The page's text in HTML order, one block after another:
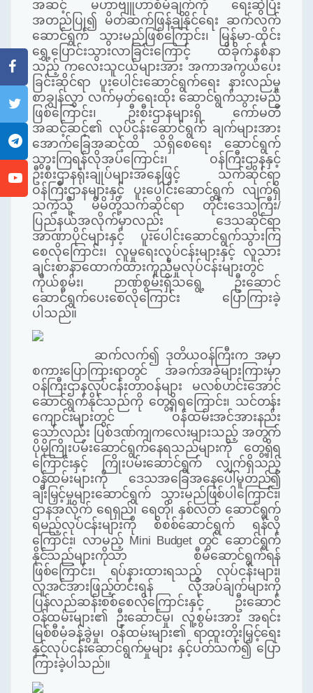
အဆင့် မဟာဗျူဟာစီမံချက်ကို ရေးဆွဲပြီး
အတည်ပြု၍ မိတ်ဆက်ဖြန့်ချိနိုင်ရေး ဆက်လက်
ဆောင်ရွက် သွားမည်ဖြစ်ကြောင်း၊ မြန်မာ-ထိုင်း
ရွှေ့ပြောင်းသွားလာခြင်းကြောင့် ထိခိုက်နစ်နာ
သည့် ကလေးသူငယ်များအား အကာအကွယ်ပေး
ခြင်းဆိုင်ရာ ပူးပေါင်းဆောင်ရွက်ရေး နားလည်မှု
စာချွန်လွှာ လက်မှတ်ရေးထိုး ဆောင်ရွက်သွားမည်
ဖြစ်ကြောင်း၊ ဦးစီးဌာနများရှိ ကော်မတီ
အဆင့်ဆင့်၏ လုပ်ငန်းဆောင်ရွက် ချက်များအား
အောက်ခြေအဆင့်ထိ သိရှိစေရေး ဆောင်ရွက်
သွားကြရန်လိုအပ်ကြောင်း၊ ဝန်ကြီးဌာနနှင့်
ဦးစီးဌာနရုံးချုပ်များအနေဖြင့် သက်ဆိုင်ရာ
ဝန်ကြီးဌာနများနှင့် ပူးပေါင်းဆောင်ရွက် လျက်ရှိ
သကဲ့သို့ မိမိတို့သက်ဆိုင်ရာ တိုင်းဒေသကြီး/
ပြည်နယ်အလိုက်မှာလည်း ဒေသဆိုင်ရာ
အာဏာပိုင်များနှင့် ပူးပေါင်းဆောင်ရွက်သွားကြ
စေလိုကြောင်း၊ လူမှုရေးလုပ်ငန်းများနှင့် လူသား
ချင်းစာနာထောက်ထားကူညီမှုလုပ်ငန်းများတွင်
ကိုယ်စွမ်း၊ ဉာဏ်စွမ်းရှိသရွေ့ ဦးဆောင်
ဆောင်ရွက်ပေးစေလိုကြောင်း ပြောကြားခဲ့
ပါသည်။
ဆက်လက်၍ ဒုတိယဝန်ကြီးက အမှာ
စကားပြောကြားရာတွင် အခက်အခဲများကြားမှာ
ဝန်ကြီးဌာနလုပ်ငန်းတာဝန်များ မလစ်ဟင်းအောင်
ဆောင်ရွက်နိုင်သည်ကို တွေ့ရှိရကြောင်း၊ သင်တန်း
ကျောင်းများတွင် ဝန်ထမ်းအင်အားနည်း
သော်လည်း ပြစ်ဒဏ်ကျကလေးများသည့် အတွက်
ပိုမိုကြိုးပမ်းဆောင်ရွက်နေရသည်များကို တွေ့ရှိရ
ကြောင်းနှင့် ကြိုးပမ်းဆောင်ရွက် လျှက်ရှိသည့်
ဝန်ထမ်းများကို ဒေသအခြေအနေပေါ်မူတည်၍
ချီးမြှင့်မှုများဆောင်ရွက် သွားမည်ဖြစ်ပါကြောင်း၊
ဌာနအလိုက် ရေရှည်၊ ရေတို၊ နှစ်လတ် ဆောင်ရွက်
ရမည့်လုပ်ငန်းများကို စိစစ်ဆောင်ရွက် ရန်လို
ကြောင်း၊ လာမည့် Mini Budget တွင် ဆောင်ရွက်
နိုင်သည်များကိုသာ စီမံဆောင်ရွက်ရန်
ဖြစ်ကြောင်း၊ ရပ်နားထားရသည့် လုပ်ငန်းများ၊
လူအင်အားဖြည့်တင်းရန် လိုအပ်ချက်များကို
ပြန်လည်ဆန်းစစ်စေလိုကြောင်းနှင့် ဦးဆောင်
ဝန်ထမ်းများ၏ ဦးဆောင်မှု၊ လူ့စွမ်းအား အရင်း
မြစ်စီမံခန့်ခွဲမှု၊ ဝန်ထမ်းများ၏ ရာထူးတိုးမြှင့်ရေး
နှင့်လုပ်ငန်းဆောင်ရွက်မှုများ နှင့်ပတ်သက်၍ ပြော
ကြားခဲ့ပါသည်။